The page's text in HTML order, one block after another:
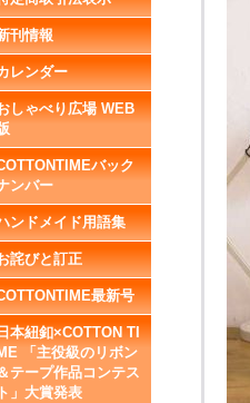
刊情報
レンダー
しゃべり広場 WEB
バック
ンバー
ンドメイド用語集
詫びと訂正
最新号
本紐釦×COTTON TI
「主役級のリボン
テープ作品コンテス
ト」大賞発表